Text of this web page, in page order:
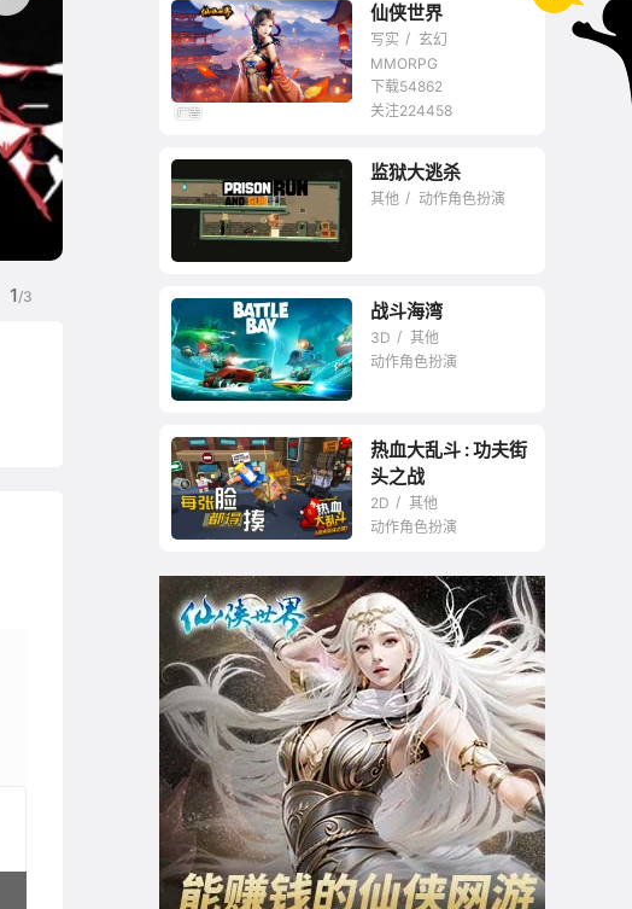
1/3
仙侠世界
写实
玄幻
MMORPG
下载54862
关注224458
监狱大逃杀
其他 动作角色扮演
战斗海湾
3D
其他
动作角色扮演
热血大乱斗 : 功夫街
头之战
2D
其他
动作角色扮演